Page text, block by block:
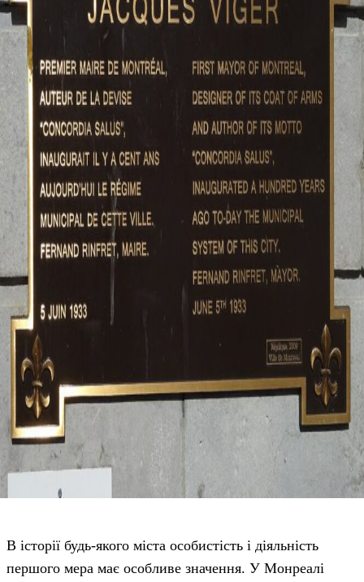
В історії будь-якого міста особистість і діяльність
першого мера має особливе значення. У Монреалі